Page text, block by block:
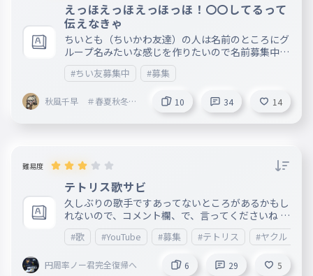
えっほえっほえっほっほ！〇〇してるって
伝えなきゃ
ちいとも（ちいかわ友達）の人は名前のところにグ
ループ名みたいな感じを作りたいので名前募集中で
す！ https://padlet.com/s2009794/padlet-bh2jv
g4s6nn1eefd ちいとも募集アンキー https://ankey
#ちい友募集中 #募集
秋風千早 ＃春夏秋冬
10 34 14
難易度
テトリス歌サビ
久しぶりの歌手ですあってないところがあるかもし
れないので、コメント欄、で、言ってくださいね コ
メント欄で、やって欲しいの募集中です‼️よろぴく
#歌 #YouTube #募集 #テトリス #ヤクルト好
円周率ノー君完全復帰へ 6 29 5